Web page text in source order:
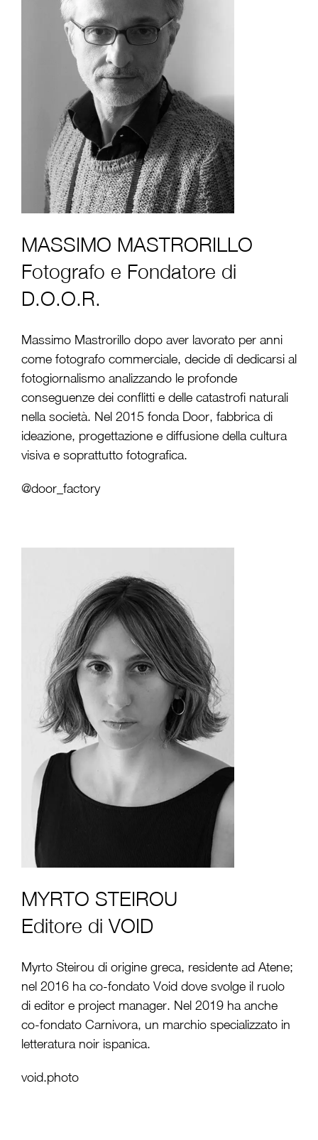
MASSIMO MASTRORILLO
Fotografo e Fondatore di
D.O.O.R.
Massimo Mastrorillo dopo aver lavorato per anni
come fotografo commerciale, decide di dedicarsi al
fotogiornalismo analizzando le profonde
conseguenze dei conflitti e delle catastrofi naturali
nella società. Nel 2015 fonda Door, fabbrica di
ideazione, progettazione e diffusione della cultura
visiva e soprattutto fotografica.
@door_factory
MYRTO STEIROU
Editore di VOID
Myrto Steirou di origine greca, residente ad Atene;
nel 2016 ha co-fondato Void dove svolge il ruolo
di editor e project manager. Nel 2019 ha anche
co-fondato Carnivora, un marchio specializzato in
letteratura noir ispanica.
void.photo